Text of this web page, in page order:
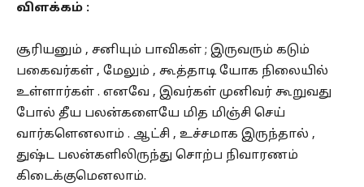
விளக்கம் :
சூரியனும் , சனியும் பாவிகள் ; இருவரும் கடும்
பகைவர்கள் , மேலும் , கூத்தாடி யோக நிலையில்
உள்ளார்கள் . எனவே , இவர்கள் முனிவர் கூறுவது
போல் தீய பலன்களையே மித மிஞ்சி செய்
வார்களெனலாம் . ஆட்சி , உச்சமாக இருந்தால் ,
துஷ்ட பலன்களிலிருந்து சொற்ப நிவாரணம்
கிடைக்குமெனலாம்.